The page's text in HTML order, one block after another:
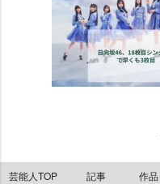
芸能人TOP 記事 作品